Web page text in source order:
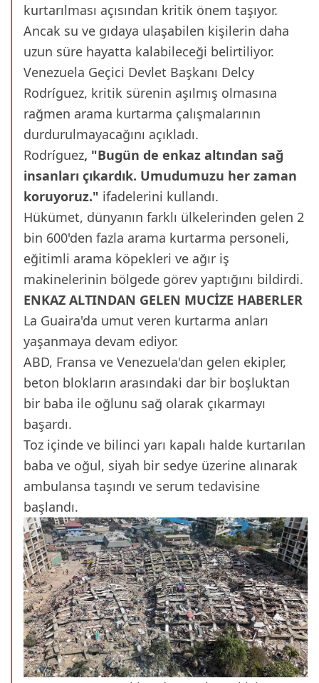
kurtarılması açısından kritik önem taşıyor.
Ancak su ve gıdaya ulaşabilen kişilerin daha
uzun süre hayatta kalabileceği belirtiliyor.
Venezuela Geçici Devlet Başkanı Delcy
Rodríguez, kritik sürenin aşılmış olmasına
rağmen arama kurtarma çalışmalarının
durdurulmayacağını açıkladı.
Rodríguez, "Bugün de enkaz altından sağ
insanları çıkardık. Umudumuzu her zaman
koruyoruz." ifadelerini kullandı.
Hükümet, dünyanın farklı ülkelerinden gelen 2
bin 600'den fazla arama kurtarma personeli,
eğitimli arama köpekleri ve ağır iş
makinelerinin bölgede görev yaptığını bildirdi.
ENKAZ ALTINDAN GELEN MUCİZE HABERLER
La Guaira'da umut veren kurtarma anları
yaşanmaya devam ediyor.
ABD, Fransa ve Venezuela'dan gelen ekipler,
beton blokların arasındaki dar bir boşluktan
bir baba ile oğlunu sağ olarak çıkarmayı
başardı.
Toz içinde ve bilinci yarı kapalı halde kurtarılan
baba ve oğul, siyah bir sedye üzerine alınarak
ambulansa taşındı ve serum tedavisine
başlandı.